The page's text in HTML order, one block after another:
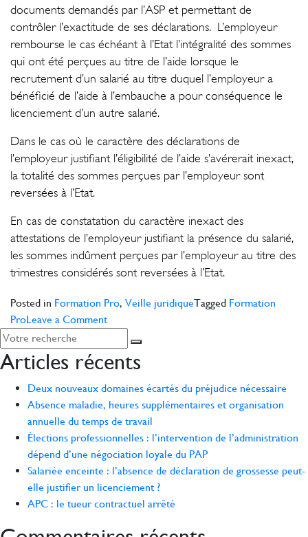
documents demandés par l’ASP et permettant de
contrôler l’exactitude de ses déclarations. L’employeur
rembourse le cas échéant à l’Etat l’intégralité des sommes
qui ont été perçues au titre de l’aide lorsque le
recrutement d’un salarié au titre duquel l’employeur a
bénéficié de l’aide à l’embauche a pour conséquence le
licenciement d’un autre salarié.
Dans le cas où le caractère des déclarations de
l’employeur justifiant l’éligibilité de l’aide s’avérerait inexact,
la totalité des sommes perçues par l’employeur sont
reversées à l’Etat.
En cas de constatation du caractère inexact des
attestations de l’employeur justifiant la présence du salarié,
les sommes indûment perçues par l’employeur au titre des
trimestres considérés sont reversées à l’Etat.
Posted in Formation Pro, Veille juridiqueTagged Formation
ProLeave a Commenton
à
l’embauche
des
travailleurs
handicapés
Articles récents
Deux nouveaux domaines écartés du préjudice nécessaire
Absence maladie, heures supplémentaires et organisation
annuelle du temps de travail
Élections professionnelles : l’intervention de l’administration
dépend d’une négociation loyale du PAP
Salariée enceinte : l’absence de déclaration de grossesse peut-
elle justifier un licenciement ?
APC : le tueur contractuel arrêté